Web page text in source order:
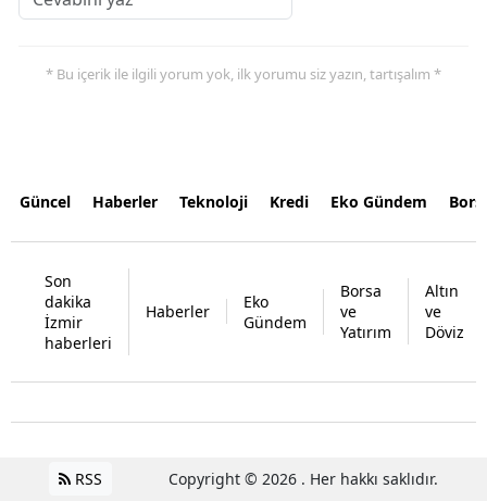
* Bu içerik ile ilgili yorum yok, ilk yorumu siz yazın, tartışalım *
Güncel Haberler Teknoloji Kredi Eko Gündem
Son
dakika
İzmir
haberleri
Haberler
Eko
Gündem
Borsa
ve
Yatırım
Altın
ve
Döviz
RSS Copyright © 2026 . Her hakkı saklıdır.